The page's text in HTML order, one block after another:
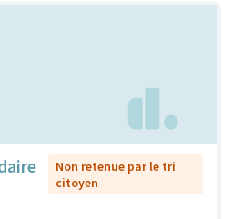
Non retenue par le tri
citoyen